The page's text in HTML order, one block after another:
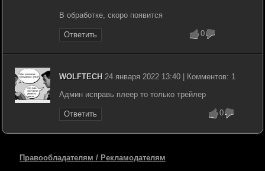
В обработке, скоро появится
Ответить 0
WOLFTECH 24 января 2022 13:40 | Комментов: 1
Админ исправь плеер то только трейлер
Ответить 0
Правообладателям / Рекламодателям